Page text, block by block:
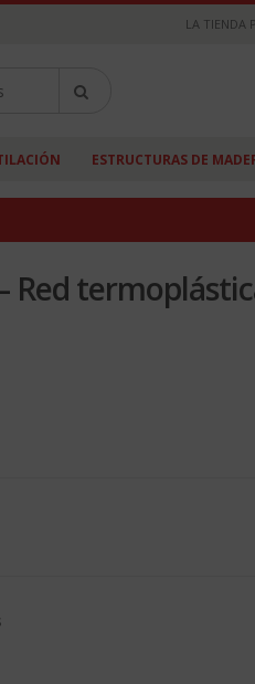
LA TIENDA
ESTRUCTURAS DE
Red